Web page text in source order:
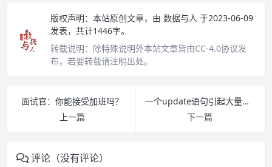
版权声明： 本站原创文章，由 数据与人 于2023-06-09
发表，共计1446字。
转载说明： 除特殊说明外本站文章皆由CC-4.0协议发
布，若要转载请注明出处。
面试官：你能接受加班吗？
上一篇
一个update语句引起大量业务卡顿
下一篇
评论（没有评论）